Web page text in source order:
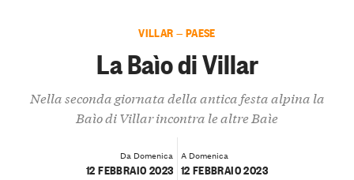
VILLAR — PAESE
La Baìo di Villar
Nella seconda giornata della antica festa alpina la
Baìo di Villar incontra le altre Baìe
Da Domenica
12 FEBBRAIO 2023
A Domenica
12 FEBBRAIO 2023